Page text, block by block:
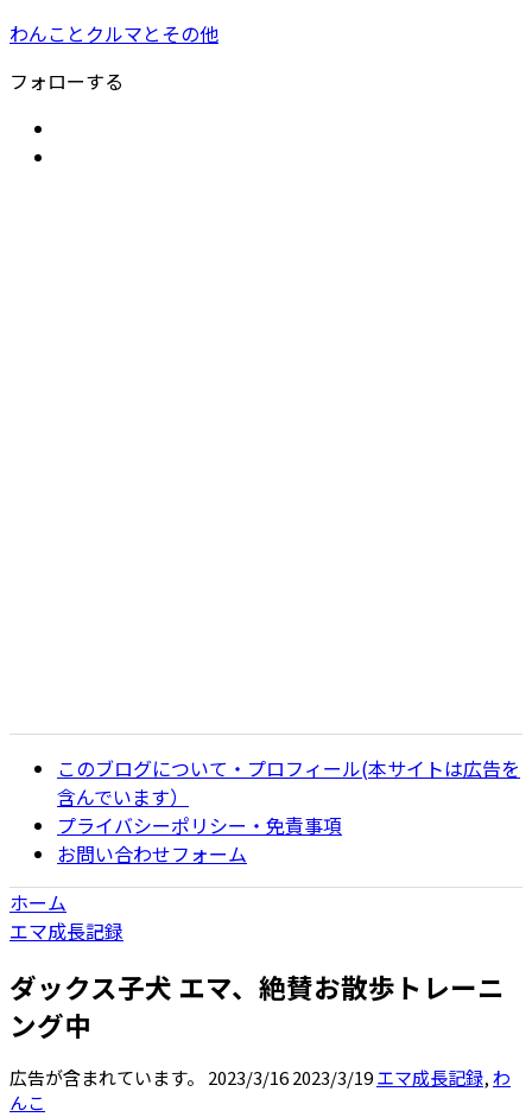
わんことクルマとその他
フォローする
このブログについて・プロフィール(本サイトは広告を
含んでいます）
プライバシーポリシー・免責事項
お問い合わせフォーム
ホーム
エマ成長記録
ダックス子犬 エマ、絶賛お散歩トレーニ
ング中
広告が含まれています。 2023/3/162023/3/19エマ成長記録,わ
んこ